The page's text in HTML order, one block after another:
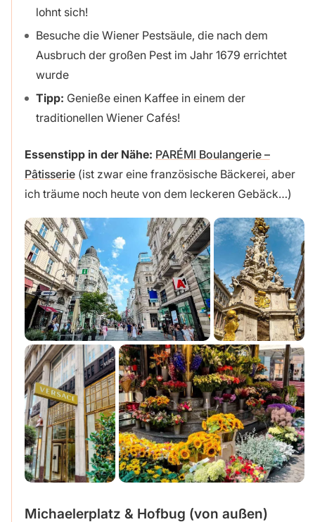
lohnt sich!
Besuche die Wiener Pestsäule, die nach dem
Ausbruch der großen Pest im Jahr 1679 errichtet
wurde
Tipp: Genieße einen Kaffee in einem der
traditionellen Wiener Cafés!
Essenstipp in der Nähe: PARÉMI Boulangerie –
Pâtisserie(ist zwar eine französische Bäckerei, aber
ich träume noch heute von dem leckeren Gebäck…)
Michaelerplatz & Hofbug (von außen)